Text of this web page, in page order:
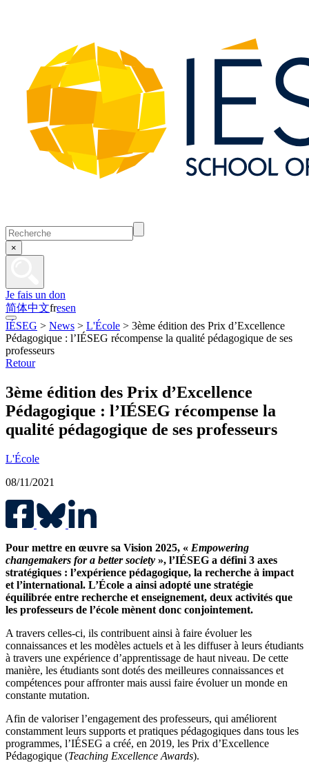
×
Je fais un don
简体中文fresen
IÉSEG > News > L'École > 3ème édition des Prix d’Excellence
Pédagogique : l’IÉSEG récompense la qualité pédagogique de ses
professeurs
Retour
3ème édition des Prix d’Excellence
Pédagogique : l’IÉSEG récompense la
qualité pédagogique de ses professeurs
L'École
08/11/2021
Pour mettre en œuvre sa Vision 2025, « Empowering
changemakers for a better society », l’IÉSEG a défini 3 axes
stratégiques : l’expérience pédagogique, la recherche à impact
et l’international. L’École a ainsi adopté une stratégie
équilibrée entre recherche et enseignement, deux activités que
les professeurs de l’école mènent donc conjointement.
A travers celles-ci, ils contribuent ainsi à faire évoluer les
connaissances et les modèles actuels et à les diffuser à leurs étudiants
à travers une expérience d’apprentissage de haut niveau. De cette
manière, les étudiants sont dotés des meilleures connaissances et
compétences pour affronter mais aussi faire évoluer un monde en
constante mutation.
Afin de valoriser l’engagement des professeurs, qui améliorent
constamment leurs supports et pratiques pédagogiques dans tous les
programmes, l’IÉSEG a créé, en 2019, les Prix d’Excellence
Pédagogique (Teaching Excellence Awards).